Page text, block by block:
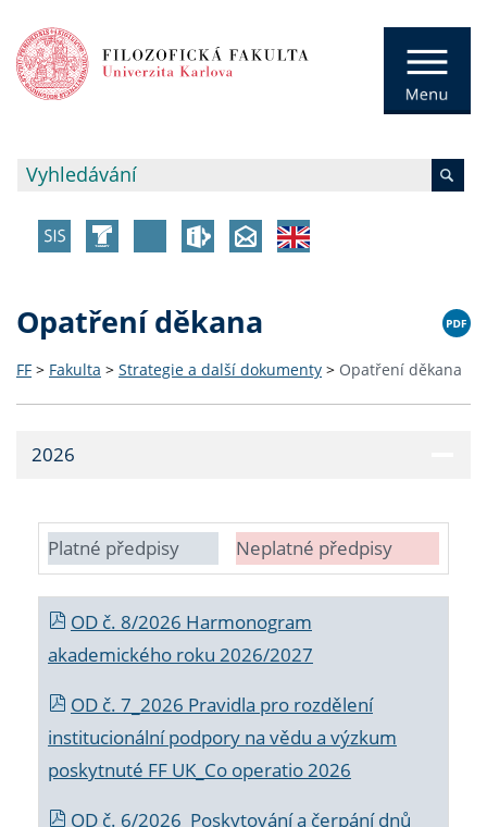
Opatření děkana
FF > Fakulta > Strategie a další dokumenty > Opatření děkana
2026
Platné předpisy Neplatné předpisy
OD č. 8/2026 Harmonogram
akademického roku 2026/2027
OD č. 7_2026 Pravidla pro rozdělení
institucionální podpory na vědu a výzkum
poskytnuté FF UK_Co operatio 2026
OD č. 6/2026 Poskytování a čerpání dnů